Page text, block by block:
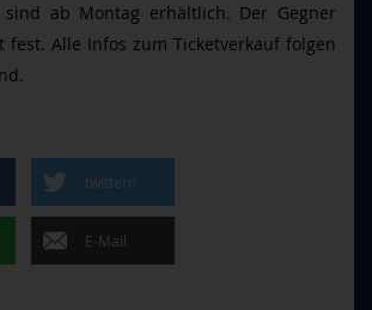
ab Montag erhältlich. Der Gegner
fest. Alle Infos zum Ticketverkauf folgen
twittern
E-Mail